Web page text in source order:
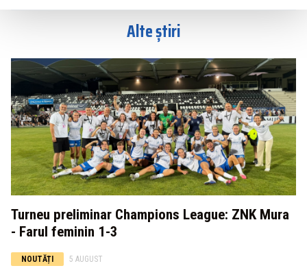
Alte știri
Turneu preliminar Champions League: ZNK Mura
- Farul feminin 1-3
NOUTĂȚI 5 AUGUST